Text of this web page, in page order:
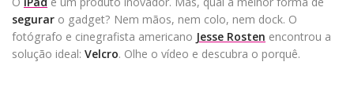
segurar o gadget? Nem mãos, nem colo, nem dock. O
fotógrafo e cinegrafista americano Jesse Rosten encontrou a
solução ideal: Velcro. Olhe o vídeo e descubra o porquê.